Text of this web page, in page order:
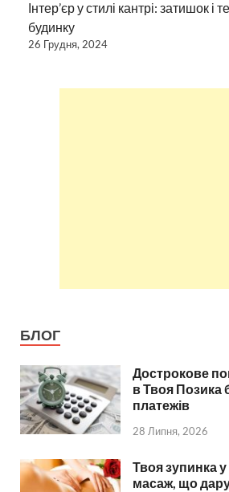
Інтер’єр у стилі кантрі: затишок
будинку
26 Грудня, 2024
БЛОГ
Дострокове
в Твоя Позика
платежів
28 Липня, 2026
Твоя зупинка у
масаж, що